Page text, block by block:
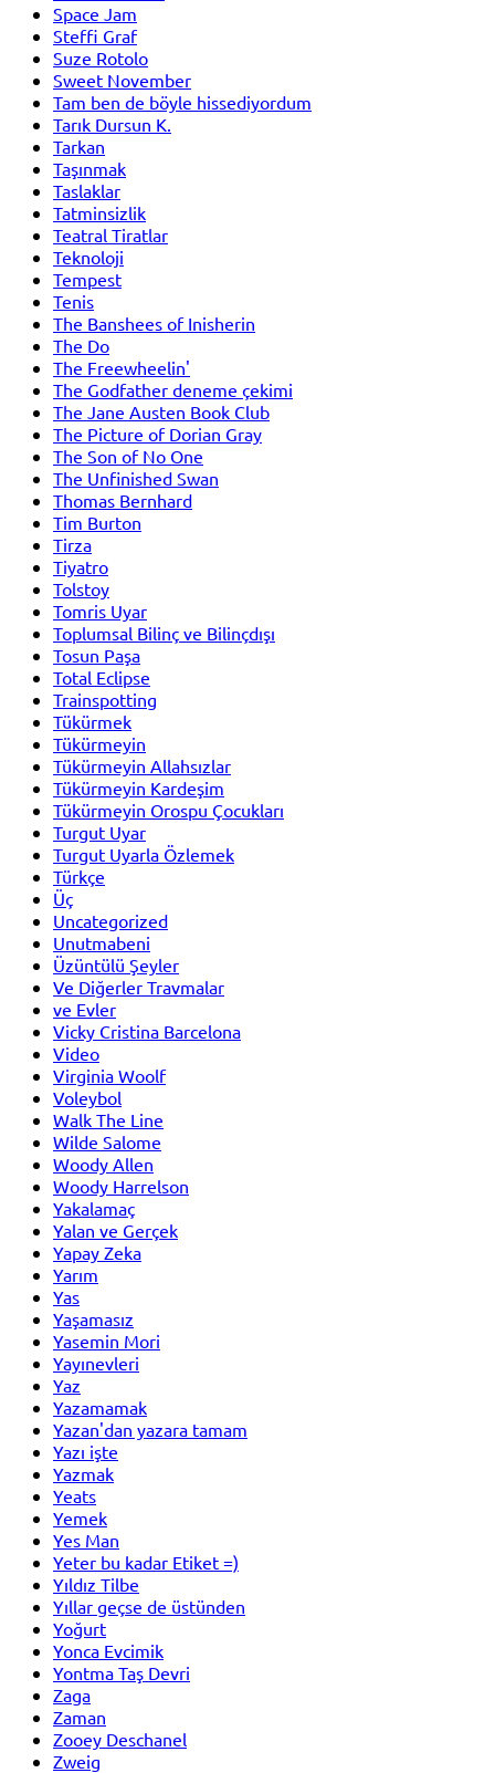
Space Jam
Steffi Graf
Suze Rotolo
Sweet November
Tam ben de böyle hissediyordum
Tarık Dursun K.
Tarkan
Taşınmak
Taslaklar
Tatminsizlik
Teatral Tiratlar
Teknoloji
Tempest
Tenis
The Banshees of Inisherin
The Do
The Freewheelin'
The Godfather deneme çekimi
The Jane Austen Book Club
The Picture of Dorian Gray
The Son of No One
The Unfinished Swan
Thomas Bernhard
Tim Burton
Tirza
Tiyatro
Tolstoy
Tomris Uyar
Toplumsal Bilinç ve Bilinçdışı
Tosun Paşa
Total Eclipse
Trainspotting
Tükürmek
Tükürmeyin
Tükürmeyin Allahsızlar
Tükürmeyin Kardeşim
Tükürmeyin Orospu Çocukları
Turgut Uyar
Turgut Uyarla Özlemek
Türkçe
Üç
Uncategorized
Unutmabeni
Üzüntülü Şeyler
Ve Diğerler Travmalar
ve Evler
Vicky Cristina Barcelona
Video
Virginia Woolf
Voleybol
Walk The Line
Wilde Salome
Woody Allen
Woody Harrelson
Yakalamaç
Yalan ve Gerçek
Yapay Zeka
Yarım
Yas
Yaşamasız
Yasemin Mori
Yayınevleri
Yaz
Yazamamak
Yazan'dan yazara tamam
Yazı işte
Yazmak
Yeats
Yemek
Yes Man
Yeter bu kadar Etiket =)
Yıldız Tilbe
Yıllar geçse de üstünden
Yoğurt
Yonca Evcimik
Yontma Taş Devri
Zaga
Zaman
Zooey Deschanel
Zweig